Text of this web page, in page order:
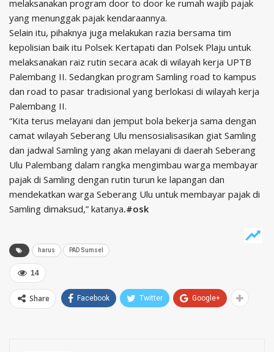
melaksanakan program door to door ke rumah wajib pajak
yang menunggak pajak kendaraannya.
Selain itu, pihaknya juga melakukan razia bersama tim
kepolisian baik itu Polsek Kertapati dan Polsek Plaju untuk
melaksanakan raiz rutin secara acak di wilayah kerja UPTB
Palembang II. Sedangkan program Samling road to kampus
dan road to pasar tradisional yang berlokasi di wilayah kerja
Palembang II.
“Kita terus melayani dan jemput bola bekerja sama dengan
camat wilayah Seberang Ulu mensosialisasikan giat Samling
dan jadwal Samling yang akan melayani di daerah Seberang
Ulu Palembang dalam rangka mengimbau warga membayar
pajak di Samling dengan rutin turun ke lapangan dan
mendekatkan warga Seberang Ulu untuk membayar pajak di
Samling dimaksud,” katanya.#osk
harus PAD Sumsel
14
Share Facebook Twitter Google+